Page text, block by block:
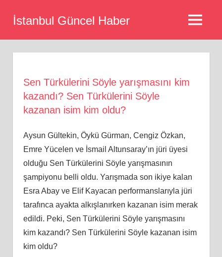
İstanbul Güncel Haber MENU
Sen Türkülerini Söyle yarışmasını kim
kazandı? Sen Türkülerini Söyle
kazanan isim kim oldu?
Aysun Gültekin, Öykü Gürman, Cengiz Özkan,
Emre Yücelen ve İsmail Altunsaray’ın jüri üyesi
olduğu Sen Türkülerini Söyle yarışmasının
şampiyonu belli oldu. Yarışmada son ikiye kalan
Esra Abay ve Elif Kayacan performanslarıyla jüri
tarafınca ayakta alkışlanırken kazanan isim merak
edildi. Peki, Sen Türkülerini Söyle yarışmasını
kim kazandı? Sen Türkülerini Söyle kazanan isim
kim oldu?